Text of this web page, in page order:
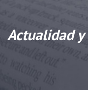
Actualidad